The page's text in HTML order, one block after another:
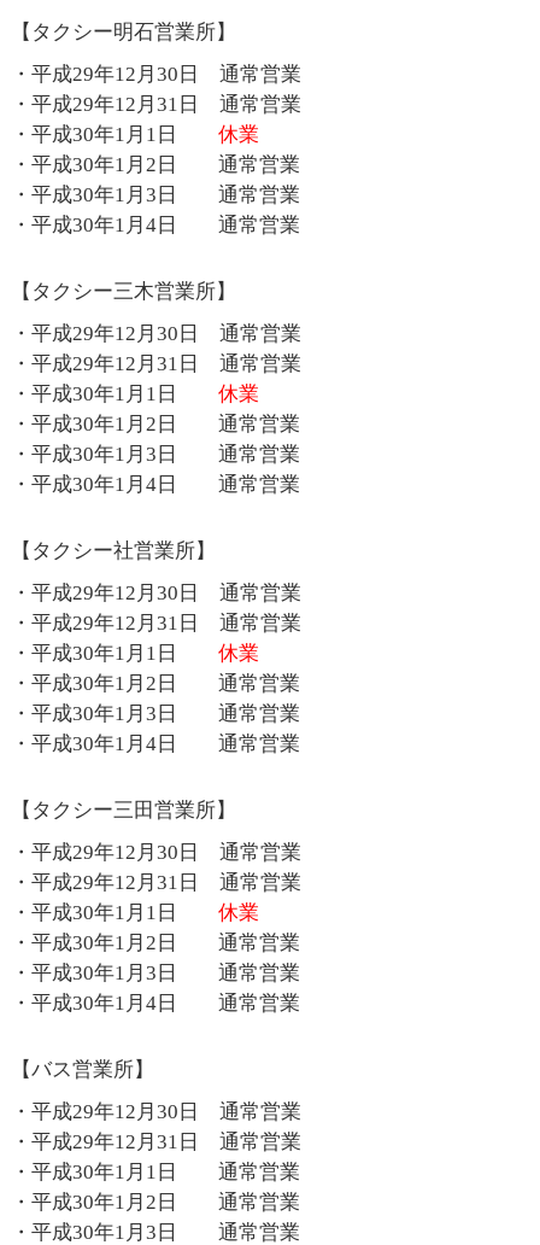
【タクシー明石営業所】
・平成29年12月30日 通常営業
・平成29年12月31日 通常営業
・平成30年1月1日 休業
・平成30年1月2日 通常営業
・平成30年1月3日 通常営業
・平成30年1月4日 通常営業
【タクシー三木営業所】
・平成29年12月30日 通常営業
・平成29年12月31日 通常営業
・平成30年1月1日 休業
・平成30年1月2日 通常営業
・平成30年1月3日 通常営業
・平成30年1月4日 通常営業
【タクシー社営業所】
・平成29年12月30日 通常営業
・平成29年12月31日 通常営業
・平成30年1月1日 休業
・平成30年1月2日 通常営業
・平成30年1月3日 通常営業
・平成30年1月4日 通常営業
【タクシー三田営業所】
・平成29年12月30日 通常営業
・平成29年12月31日 通常営業
・平成30年1月1日 休業
・平成30年1月2日 通常営業
・平成30年1月3日 通常営業
・平成30年1月4日 通常営業
【バス営業所】
・平成29年12月30日 通常営業
・平成29年12月31日 通常営業
・平成30年1月1日 通常営業
・平成30年1月2日 通常営業
・平成30年1月3日 通常営業